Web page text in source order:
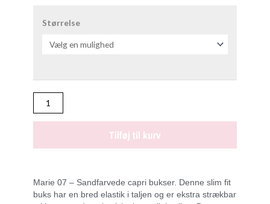
Størrelse
Tilføj til kurv
Marie 07 – Sandfarvede capri bukser. Denne slim fit
buks har en bred elastik i taljen og er ekstra strækbar